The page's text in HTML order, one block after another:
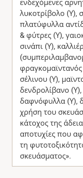
ενδεχόμενες
λυκοτρίβολο (Υ),
πλατύφυλλα
& φύτρες (Υ),
σινάπι (Υ),
σέλινου (Υ),
δενδρολίβανο
δαφνόφυλλα (Υ),
χρήση του
κάτοχος της
αποτυχίες που
τη
σκευάσματος».